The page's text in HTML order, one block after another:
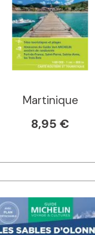
Martinique
8,95 €